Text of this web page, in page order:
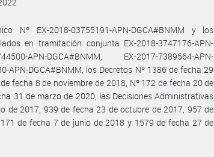
Nº EX-2018-03755191-APN-DGCA#BNMM y los
en tramitación conjunta EX-2018-3747176-APN-
APN-DGCA#BNMM, EX-2017-7389564-APN-
APN-DGCA#BNMM, los Decretos Nº 1386 de fecha 29
fecha 8 de noviembre de 2018, Nº 172 de fecha 20 de
31 de marzo de 2020, las Decisiones Administrativas
de 2017, 939 de fecha 23 de octubre de 2017, 957 de
de fecha 7 de junio de 2018 y 1579 de fecha 27 de